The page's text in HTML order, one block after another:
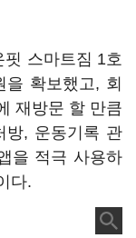
스마트짐 1호
확보했고, 회
재방문 할 만큼
방, 운동기록 관
을 적극 사용하
다.